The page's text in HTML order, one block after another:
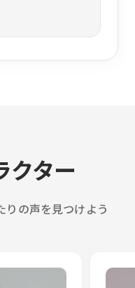
クター
りの声を見つけよう